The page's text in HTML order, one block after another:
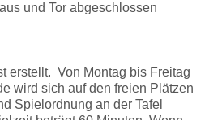
und Tor abgeschlossen
erstellt. Von Montag bis Freitag
wird sich auf den freien Plätzen
Spielordnung an der Tafel